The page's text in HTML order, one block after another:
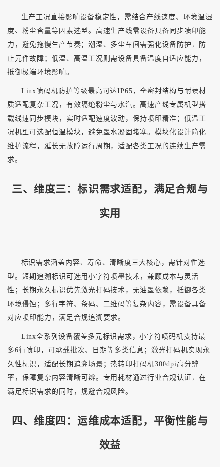
生产工况直接影响设备稳定性，需结合产线速度、环境温湿
度、粉尘含量等因素选型。高速生产线需设备具备同步喷印能
力，避免拖慢生产节奏；潮湿、多尘车间需强化设备防护，防
止元件故障；低温、高温工况则需设备具备温度自适应能力，
抵御极端环境影响。
Linx喷码机防护等级最高可达IP65，全密封结构与耐候材
质适配复杂工况，有效隔绝粉尘与水汽。高速产线专属机型搭
载线速同步模块，实时适配速度波动，保持喷印精准；低温工
况机型可选配恒温模块，避免墨水凝固堵塞。模块化设计简化
维护流程，延长无故障运行周期，适配各类工况的连续生产需
求。
三、维度三：标识需求适配，满足合规与
实用
标识需求涵盖内容、寿命、清晰度三大核心，需针对性选
型。短期追溯标识可选用小字符喷墨技术，兼顾成本与灵活
性；长期永久标识优先激光打码技术，无油墨依赖，抵御各类
环境侵蚀；多行字符、条码、二维码等复杂内容，需设备具备
对应喷印能力，满足合规追溯要求。
Linx全系列设备覆盖多元标识需求，小字符喷码机支持最
多6行喷印，可承载批次、日期等多类信息；激光打码机实现永
久性标识，适配长期追溯场景；热转印打码机300dpi高分辨
率，保障复杂内容清晰可辨。专用耗材通过行业合规认证，在
满足标识需求的同时，规避合规风险。
四、维度四：运维成本适配，平衡性能与
效益